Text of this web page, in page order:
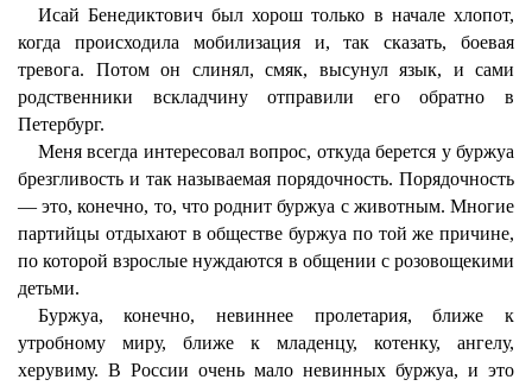
Исай Бенедиктович был хорош только в начале хлопот,
когда происходила мобилизация и, так сказать, боевая
тревога. Потом он слинял, смяк, высунул язык, и сами
родственники вскладчину отправили его обратно в
Петербург.
Меня всегда интересовал вопрос, откуда берется у буржуа
брезгливость и так называемая порядочность. Порядочность
— это, конечно, то, что роднит буржуа с животным. Многие
партийцы отдыхают в обществе буржуа по той же причине,
по которой взрослые нуждаются в общении с розовощекими
детьми.
Буржуа, конечно, невиннее пролетария, ближе к
утробному миру, ближе к младенцу, котенку, ангелу,
херувиму. В России очень мало невинных буржуа, и это